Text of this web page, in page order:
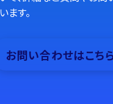
ます。
お問い合わせはこち